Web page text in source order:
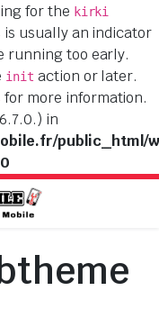
for the kirki
usually an indicator
running too early.
init action or later.
for more information.
in
public_html/